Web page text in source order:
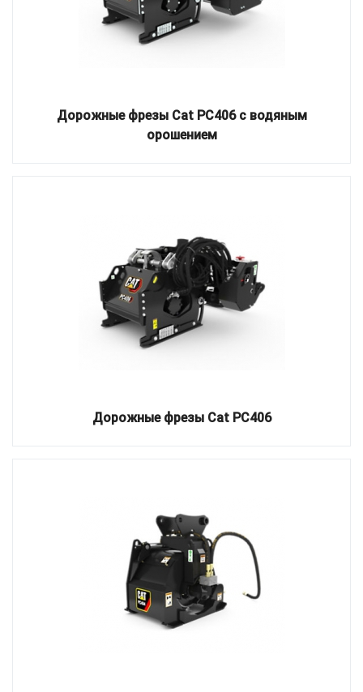
Дорожные фрезы Cat PC406 с водяным
орошением
Дорожные фрезы Cat PC406